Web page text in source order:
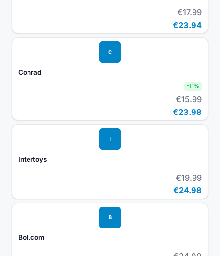
€17.99
€23.94
C
Conrad
-11%
€15.99
€23.98
I
Intertoys
€19.99
€24.98
B
Bol.com